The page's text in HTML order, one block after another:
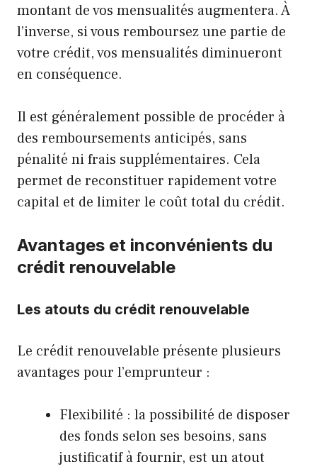
montant de vos mensualités augmentera. À
l’inverse, si vous remboursez une partie de
votre crédit, vos mensualités diminueront
en conséquence.
Il est généralement possible de procéder à
des remboursements anticipés, sans
pénalité ni frais supplémentaires. Cela
permet de reconstituer rapidement votre
capital et de limiter le coût total du crédit.
Avantages et inconvénients du
crédit renouvelable
Les atouts du crédit renouvelable
Le crédit renouvelable présente plusieurs
avantages pour l’emprunteur :
Flexibilité : la possibilité de disposer
des fonds selon ses besoins, sans
justificatif à fournir, est un atout